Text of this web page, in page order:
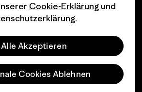
Rights Reserved.
Cookie-Erklärung und
.
Alle Akzeptieren
Cookies Ablehnen